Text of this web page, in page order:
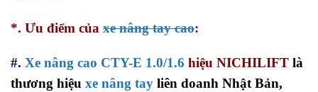
*. Ưu điểm của xe nâng tay cao:
#. Xe nâng cao CTY-E 1.0/1.6 hiệu NICHILIFT là
thương hiệu xe nâng tay liên doanh Nhật Bản,